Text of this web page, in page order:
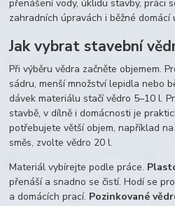
přenášení vody, úklidu stavby, práci
zahradních úpravách i běžné domácí
Jak vybrat stavební
Při výběru vědra začněte objemem.
sádru, menší množství lepidla nebo
dávek materiálu stačí vědro 5–10 l.
stavbě, v dílně i domácnosti je
potřebujete větší objem, například
směs, zvolte vědro 20 l.
Materiál vybírejte podle práce.
přenáší a snadno se čistí. Hodí se
a domácích prací. Pozinkované